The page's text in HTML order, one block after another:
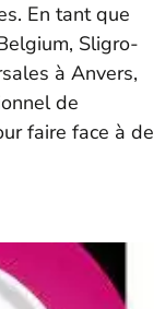
En tant que
Sligro-
à Anvers,
de
faire face à de